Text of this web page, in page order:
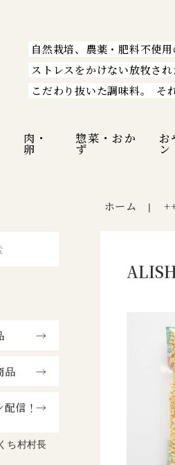
自然栽培、農薬・肥料不使
ストレスをかけない放牧さ
こだわり抜いた調味料。
そ
肉・
卵
惣菜・おか
ず
お
ン
ホーム |
品
配信！